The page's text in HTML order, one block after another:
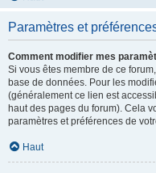
Paramètres et
Comment modifier mes
Si vous êtes membre de ce
base de données. Pour les
(généralement ce lien est
haut des pages du forum). Cela
paramètres et préférences de
Haut